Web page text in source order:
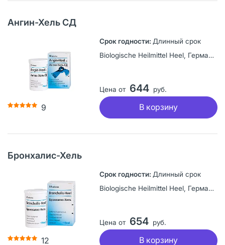
Ангин-Хель СД
9
Длинный срок
Biologische Heilmittel Heel, Германия
Цена от 644 руб.
В корзину
Бронхалис-Хель
12
Длинный срок
Biologische Heilmittel Heel, Германия
Цена от 654 руб.
В корзину